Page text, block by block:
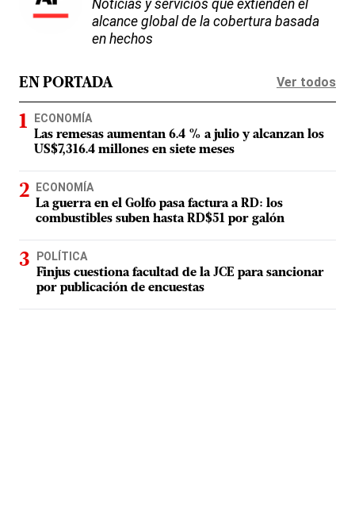
Noticias y servicios que extienden el
alcance global de la cobertura basada
en hechos
EN PORTADA Ver todos
ECONOMÍA
Las remesas aumentan 6.4 % a julio y alcanzan los
US$7,316.4 millones en siete meses
ECONOMÍA
La guerra en el Golfo pasa factura a RD: los
combustibles suben hasta RD$51 por galón
POLÍTICA
Finjus cuestiona facultad de la JCE para sancionar
por publicación de encuestas